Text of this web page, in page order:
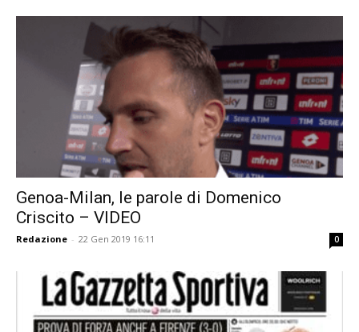
Genoa-Milan, le parole di Domenico
Criscito – VIDEO
Redazione - 22 Gen 2019 16:11 0